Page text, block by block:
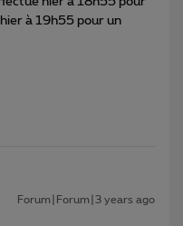
à 19h55 pour un
Forum|Forum|3 years ago